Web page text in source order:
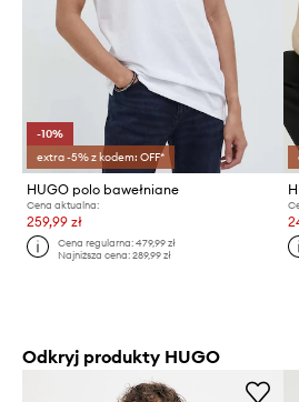
-10%
extra -5% z kodem: OFF*
HUGO polo bawełniane
Cena aktualna:
259,99 zł
Cena regularna:479,99 zł
Najniższa cena:289,99 zł
Odkryj produkty HUGO